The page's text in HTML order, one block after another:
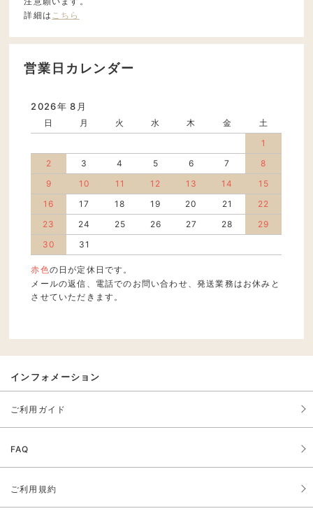
詳細は こちら
営業日カレンダー
2026年 8月
日 月 火 水 木 金
土
1
2
3 4 5 6 7
8
9
10 11 12 13 14
15
16
17 18 19 20 21
22
23
24 25 26 27 28
29
30
31
赤色の日が定休日です。
メールの返信、電話でのお問い合わせ、発送業務はお休みと
させていただきます。
インフォメーション
ご利用ガイド
FAQ
ご利用規約